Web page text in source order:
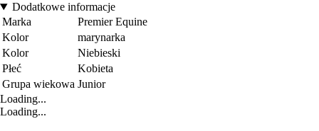
Dodatkowe informacje
Marka
Premier Equine
Kolor
marynarka
Kolor
Niebieski
Płeć
Kobieta
Grupa wiekowa Junior
Loading...
Loading...